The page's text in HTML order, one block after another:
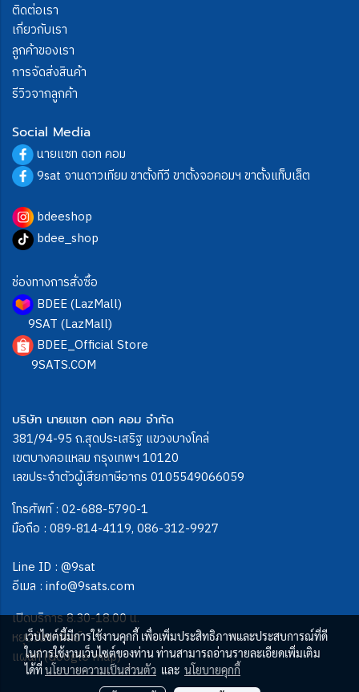
ติดต่อเรา
เกี่ยวกับเรา
ลูกค้าของเรา
การจัดส่งสินค้า
รีวิวจากลูกค้า
Social Media
นายแซท ดอท คอม
9sat จานดาวเทียม ขาตั้งทีวี ขาตั้งจอคอมฯ ขาตั้งแท็บเล็ต
bdeeshop
bdee_shop
ช่องทางการสั่งซื้อ
BDEE (LazMall)
9SAT (LazMall)
BDEE_Official Store
9SATS.COM
บริษัท นายแซท ดอท คอม จำกัด
381/94-95 ถ.สุดประเสริฐ แขวงบางโคล่
เขตบางคอแหลม กรุงเทพฯ 10120
เลขประจำตัวผู้เสียภาษีอากร 0105549066059
โทรศัพท์ : 02-688-5790-1
มือถือ : 089-814-4119, 086-312-9927
Line ID : @9sat
อีเมล : info@9sats.com
เปิดบริการ 8.30-18.00 น.
หยุดวันอาทิตย์
แผนที่ (Google map)
เว็บไซต์นี้มีการใช้งานคุกกี้ เพื่อเพิ่มประสิทธิภาพและประสบการณ์ที่ดี
ในการใช้งานเว็บไซต์ของท่าน ท่านสามารถอ่านรายละเอียดเพิ่มเติม
ได้ที่นโยบายความเป็นส่วนตัว และ นโยบายคุกกี้